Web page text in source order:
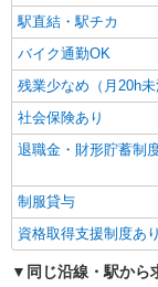
キー
駅直結・駅チカ
バイク通勤OK
残業少なめ（月20h未
社会保険あり
退職金・財形貯蓄制
制服貸与
資格取得支援制度あり
同じ沿線・駅から